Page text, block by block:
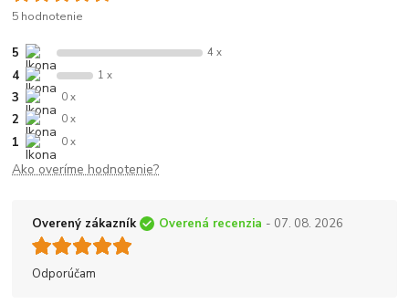
5 hodnotenie
5 4 x
4 1 x
3 0 x
2 0 x
1 0 x
Ako overíme hodnotenie?
Overený zákazník Overená recenzia - 07. 08. 2026
Odporúčam